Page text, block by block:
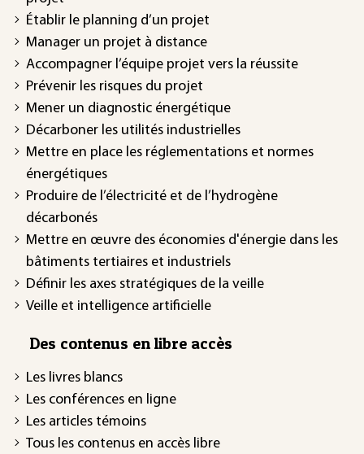
Établir le planning d’un projet
Manager un projet à distance
Accompagner l’équipe projet vers la réussite
Prévenir les risques du projet
Mener un diagnostic énergétique
Décarboner les utilités industrielles
Mettre en place les réglementations et normes
énergétiques
Produire de l’électricité et de l’hydrogène
décarbonés
Mettre en œuvre des économies d'énergie dans les
bâtiments tertiaires et industriels
Définir les axes stratégiques de la veille
Veille et intelligence artificielle
Des contenus en libre accès
Les livres blancs
Les conférences en ligne
Les articles témoins
Tous les contenus en accès libre